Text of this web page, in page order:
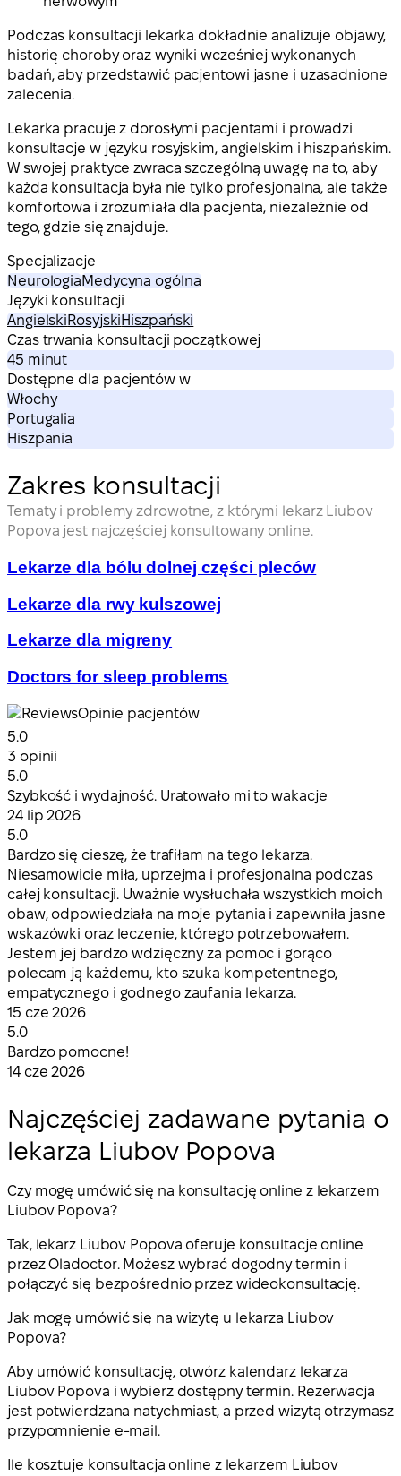
Podczas konsultacji lekarka dokładnie analizuje objawy,
historię choroby oraz wyniki wcześniej wykonanych
badań, aby przedstawić pacjentowi jasne i uzasadnione
zalecenia.
Lekarka pracuje z dorosłymi pacjentami i prowadzi
konsultacje w języku rosyjskim, angielskim i hiszpańskim.
W swojej praktyce zwraca szczególną uwagę na to, aby
każda konsultacja była nie tylko profesjonalna, ale także
komfortowa i zrozumiała dla pacjenta, niezależnie od
tego, gdzie się znajduje.
Specjalizacje
NeurologiaMedycyna ogólna
Języki konsultacji
AngielskiRosyjskiHiszpański
Czas trwania konsultacji początkowej
45 minut
Dostępne dla pacjentów w
Włochy
Portugalia
Hiszpania
Zakres konsultacji
Tematy i problemy zdrowotne, z którymi lekarz Liubov
Popova jest najczęściej konsultowany online.
Lekarze dla bólu dolnej części pleców
Lekarze dla rwy kulszowej
Lekarze dla migreny
Doctors for sleep problems
Opinie pacjentów
5.0
3 opinii
5.0
Szybkość i wydajność. Uratowało mi to wakacje
24 lip 2026
5.0
Bardzo się cieszę, że trafiłam na tego lekarza.
Niesamowicie miła, uprzejma i profesjonalna podczas
całej konsultacji. Uważnie wysłuchała wszystkich moich
obaw, odpowiedziała na moje pytania i zapewniła jasne
wskazówki oraz leczenie, którego potrzebowałem.
Jestem jej bardzo wdzięczny za pomoc i gorąco
polecam ją każdemu, kto szuka kompetentnego,
empatycznego i godnego zaufania lekarza.
15 cze 2026
5.0
Bardzo pomocne!
14 cze 2026
Najczęściej zadawane pytania o
lekarza Liubov Popova
Czy mogę umówić się na konsultację online z lekarzem
Liubov Popova?
Tak, lekarz Liubov Popova oferuje konsultacje online
przez Oladoctor. Możesz wybrać dogodny termin i
połączyć się bezpośrednio przez wideokonsultację.
Jak mogę umówić się na wizytę u lekarza Liubov
Popova?
Aby umówić konsultację, otwórz kalendarz lekarza
Liubov Popova i wybierz dostępny termin. Rezerwacja
jest potwierdzana natychmiast, a przed wizytą otrzymasz
przypomnienie e-mail.
Ile kosztuje konsultacja online z lekarzem Liubov